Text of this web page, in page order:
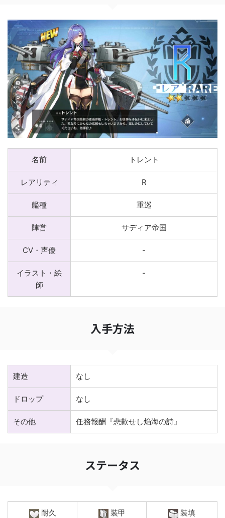
名前 トレント
レアリティ R
艦種 重巡
陣営 サディア帝国
CV・声優 -
イラスト・絵
師
-
入手方法
建造 なし
ドロップ なし
その他 任務報酬『悲歎せし焔海の詩』
ステータス
耐久 装甲 装填